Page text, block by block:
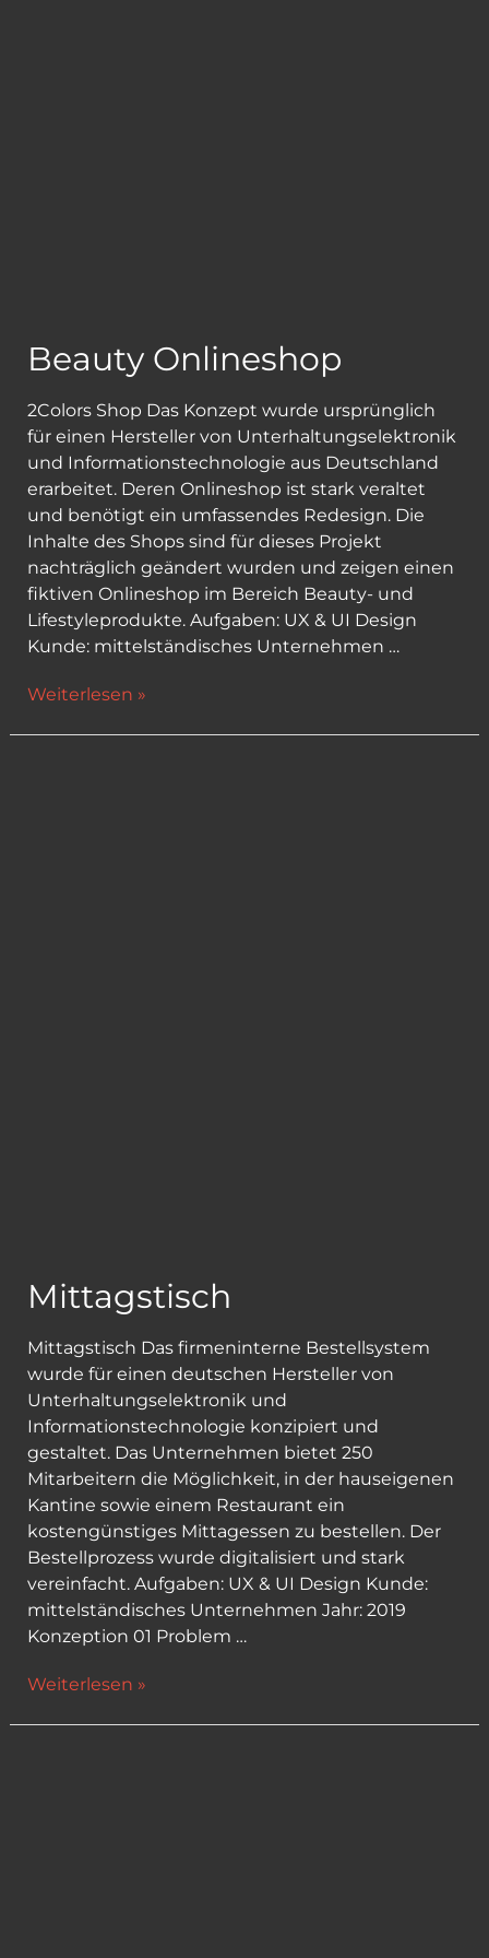
Beauty Onlineshop
2Colors Shop Das Konzept wurde ursprünglich
für einen Hersteller von Unterhaltungselektronik
und Informationstechnologie aus Deutschland
erarbeitet. Deren Onlineshop ist stark veraltet
und benötigt ein umfassendes Redesign. Die
Inhalte des Shops sind für dieses Projekt
nachträglich geändert wurden und zeigen einen
fiktiven Onlineshop im Bereich Beauty- und
Lifestyleprodukte. Aufgaben: UX & UI Design
Kunde: mittelständisches Unternehmen …
Beauty
Weiterlesen »
Mittagstisch
Mittagstisch Das firmeninterne Bestellsystem
wurde für einen deutschen Hersteller von
Unterhaltungselektronik und
Informationstechnologie konzipiert und
gestaltet. Das Unternehmen bietet 250
Mitarbeitern die Möglichkeit, in der hauseigenen
Kantine sowie einem Restaurant ein
kostengünstiges Mittagessen zu bestellen. Der
Bestellprozess wurde digitalisiert und stark
vereinfacht. Aufgaben: UX & UI Design Kunde:
mittelständisches Unternehmen Jahr: 2019
Konzeption 01 Problem …
Mittagstisch
Weiterlesen »